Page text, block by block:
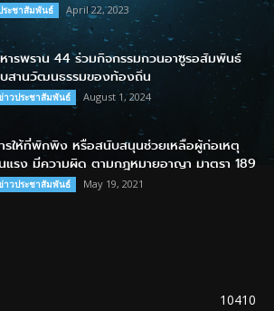
ระชาสัมพันธ์ April 22, 2023
ารพราน 44 ร่วมกิจกรรมกวนอาซูรอสัมพันธ์
สานวัฒนธรรมของท้องถิ่น
าวประชาสัมพันธ์ August 1, 2024
รให้ที่พักพิง หรือสนับสนุนช่วยเหลือผู้ก่อเหตุ
แรง มีความผิด ตามกฎหมายอาญา มาตรา 189
าวประชาสัมพันธ์ May 19, 2021
10410